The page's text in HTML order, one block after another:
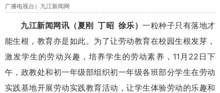
广播电视台）九江新闻网
九江新闻网讯（夏刚 丁昭 徐乐） 一粒种子只有落地才
能生根，教育亦是如此。为了让劳动教育在校园生根发芽，
激发学生的劳动兴趣，培养学生的劳动素养，11月22日下
午，政教处和初一年级部组织初一年级各班部分学生在劳动
实践基地开展劳动实践教育活动，让学生体验劳动的乐趣和